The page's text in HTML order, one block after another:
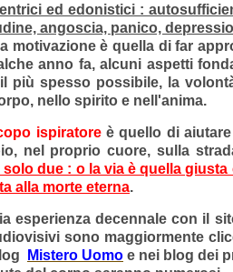
ed edonistici :
angoscia, panico,
motivazione è quella di far
anno fa, alcuni aspetti
più spesso possibile, la
nello spirito e nell'anima.
ispiratoreè quello di
nel proprio cuore, sulla
due : o la via è quella giusta
alla morte eterna.
esperienza decennale con il
sono maggiormente
Mistero Uomo e nei blog dei